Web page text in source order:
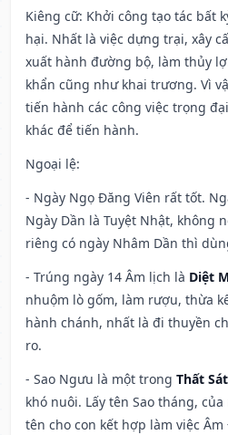
Kiêng cữ: Khởi công tạo tác bất
hại. Nhất là việc dựng trại, xây
xuất hành đường bộ, làm thủy
khẩn cũng như khai trương. Vì
tiến hành các công việc trọng
khác để tiến hành.
Ngoại lệ:
- Ngày Ngọ Đăng Viên rất tốt.
Ngày Dần là Tuyệt Nhật, không
riêng có ngày Nhâm Dần thì
- Trúng ngày 14 Âm lịch là Diệt
nhuộm lò gốm, làm rượu, thừa
hành chánh, nhất là đi thuyền
ro.
- Sao Ngưu là một trong Thất
khó nuôi. Lấy tên Sao tháng,
tên cho con kết hợp làm việc